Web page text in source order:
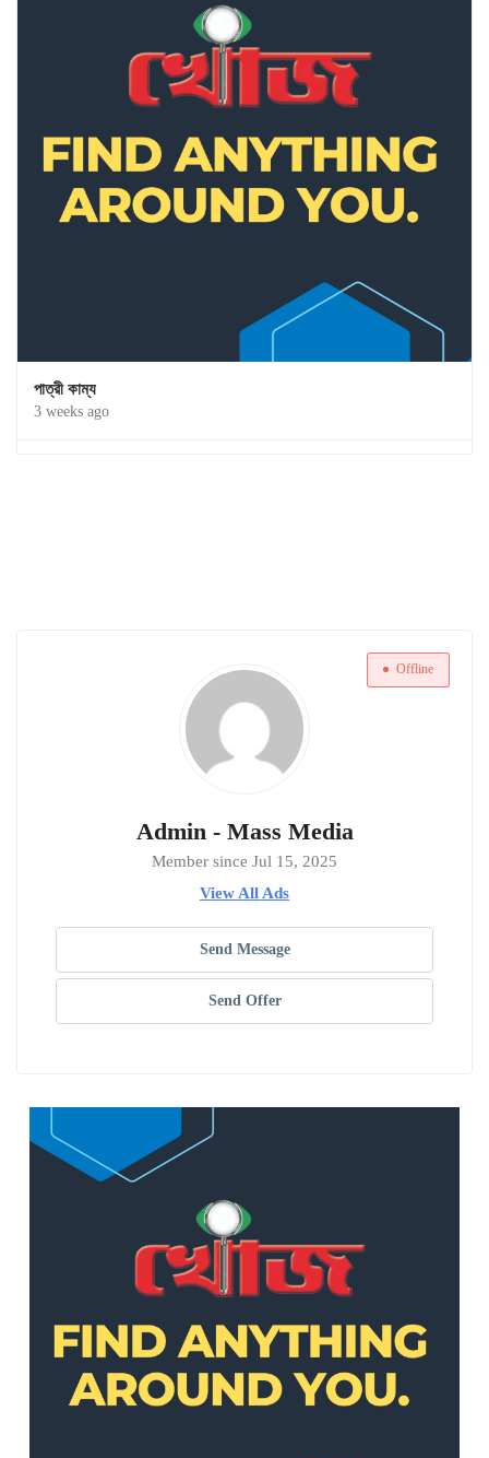
পাত্রী কাম্য
3 weeks ago
Offline
Admin - Mass Media
Member since Jul 15, 2025
View All Ads
Send Message
Send Offer